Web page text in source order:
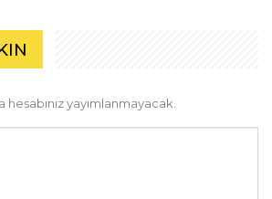
hesabınız yayımlanmayacak.